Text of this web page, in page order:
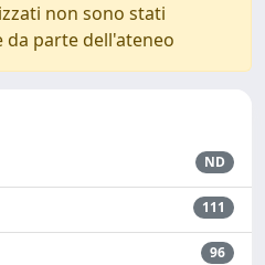
non sono stati
parte dell'ateneo
ND
111
96